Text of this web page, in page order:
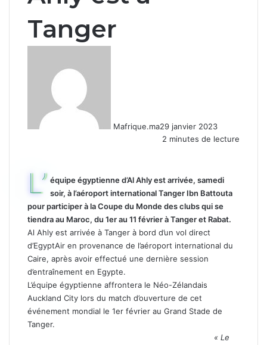
Tanger
Mafrique.ma29 janvier 2023
2 minutes de lecture
L’ équipe égyptienne d’Al Ahly est arrivée, samedi
soir, à l’aéroport international Tanger Ibn Battouta
pour participer à la Coupe du Monde des clubs qui se
tiendra au Maroc, du 1er au 11 février à Tanger et Rabat.
Al Ahly est arrivée à Tanger à bord d’un vol direct
d’EgyptAir en provenance de l’aéroport international du
Caire, après avoir effectué une dernière session
d’entraînement en Egypte.
L’équipe égyptienne affrontera le Néo-Zélandais
Auckland City lors du match d’ouverture de cet
événement mondial le 1er février au Grand Stade de
Tanger.
« Le